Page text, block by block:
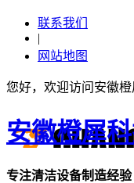
联系我们
|
网站地图
您好，欢迎访问安徽橙
安徽橙犀
专注清洁设备制造经验